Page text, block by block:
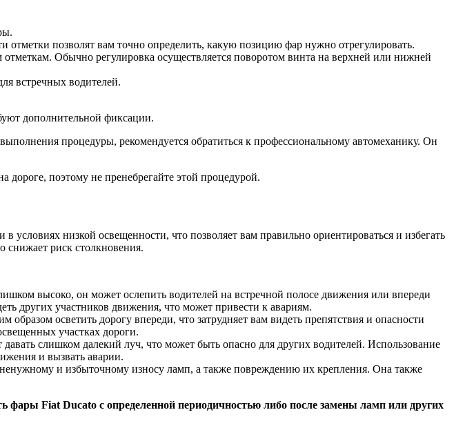
отметки позволят вам точно определить, какую позицию фар нужно отрегулировать.
Обычно регулировка осуществляется поворотом винта на верхней или нижней
встречных водителей.
дополнительной фиксации.
процедуры, рекомендуется обратиться к профессиональному автомеханику. Он
поэтому не пренебрегайте этой процедурой.
низкой освещенности, что позволяет вам правильно ориентироваться и избегать
снижает риск столкновения.
высоко, он может ослепить водителей на встречной полосе движения или впереди
других участников движения, что может привести к авариям.
осветить дорогу впереди, что затрудняет вам видеть препятствия и опасности
участках дороги.
слишком далекий луч, что может быть опасно для других водителей. Использование
и вызвать аварии.
и избыточному износу ламп, а также повреждению их крепления. Она также
фары Fiat Ducato с определенной периодичностью либо после замены ламп или других